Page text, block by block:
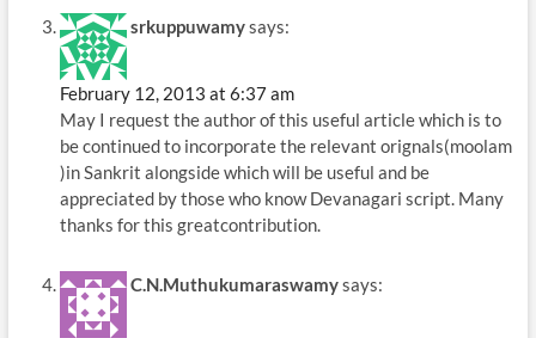
srkuppuwamysays:
February 12, 2013 at 6:37 am
May I request the author of this useful article which is to
be continued to incorporate the relevant orignals(moolam
)in Sankrit alongside which will be useful and be
appreciated by those who know Devanagari script. Many
thanks for this greatcontribution.
C.N.Muthukumaraswamysays: